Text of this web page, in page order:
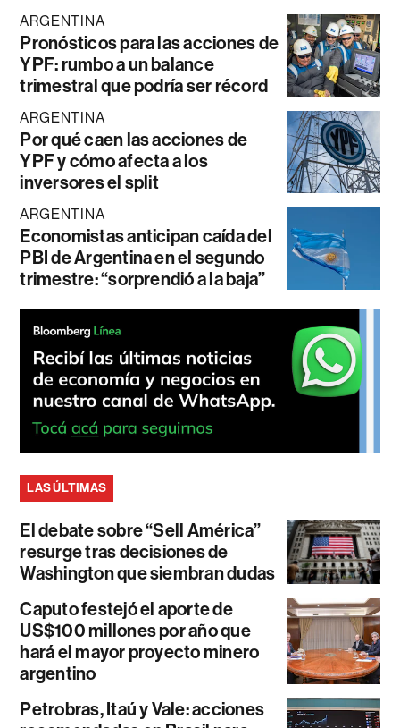
ARGENTINA
Pronósticos para las acciones de
YPF: rumbo a un balance
trimestral que podría ser récord
ARGENTINA
Por qué caen las acciones de
YPF y cómo afecta a los
inversores el split
ARGENTINA
Economistas anticipan caída del
PBI de Argentina en el segundo
trimestre: “sorprendió a la baja”
LAS ÚLTIMAS
El debate sobre “Sell América”
resurge tras decisiones de
Washington que siembran dudas
Caputo festejó el aporte de
US$100 millones por año que
hará el mayor proyecto minero
argentino
Petrobras, Itaú y Vale: acciones